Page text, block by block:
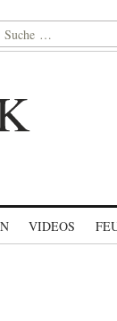
nach:
VIDEOS